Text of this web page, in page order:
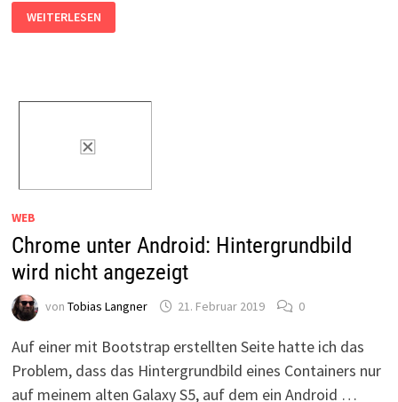
BOOTSTRAP
UND
ANDERE
WEITERLESEN
WEB
Chrome unter Android: Hintergrundbild
wird nicht angezeigt
von Tobias Langner 21. Februar 2019 0
Auf einer mit Bootstrap erstellten Seite hatte ich das
Problem, dass das Hintergrundbild eines Containers nur
auf meinem alten Galaxy S5, auf dem ein Android …